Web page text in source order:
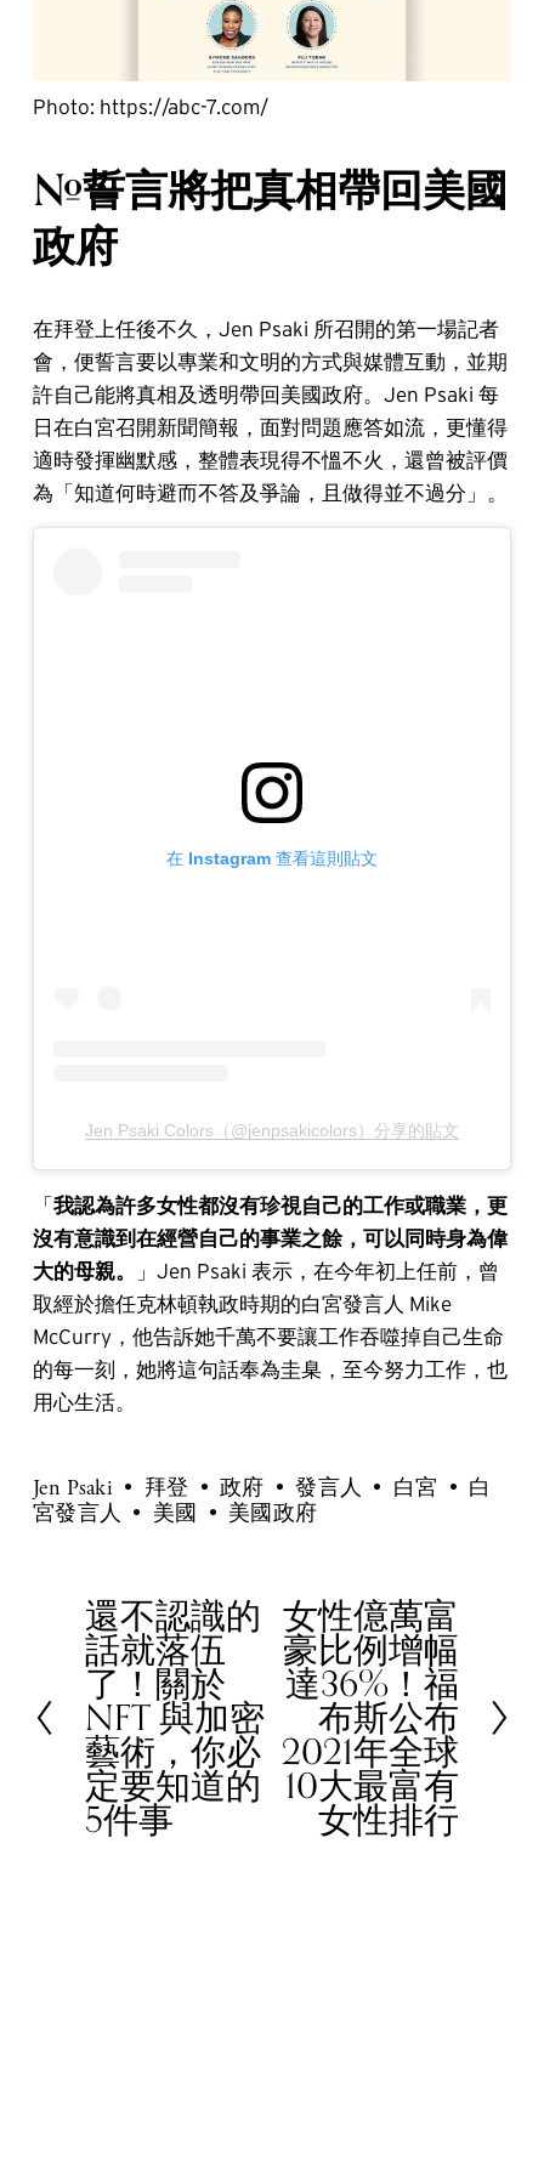
Photo: https://abc-7.com/
#誓言將把真相帶回美國
政府
在拜登上任後不久，Jen Psaki 所召開的第一場記者
會，便誓言要以專業和文明的方式與媒體互動，並期
許自己能將真相及透明帶回美國政府。Jen Psaki 每
日在白宮召開新聞簡報，面對問題應答如流，更懂得
適時發揮幽默感，整體表現得不慍不火，還曾被評價
為「知道何時避而不答及爭論，且做得並不過分」。
在 Instagram 查看這則貼文
Jen Psaki Colors（@jenpsakicolors）分享的貼文
「 我認為許多女性都沒有珍視自己的工作或職業，更
沒有意識到在經營自己的事業之餘，可以同時身為偉
大的母親。
」Jen Psaki 表示，在今年初上任前，曾
取經於擔任克林頓執政時期的白宮發言人 Mike
McCurry，他告訴她千萬不要讓工作吞噬掉自己生命
的每一刻，她將這句話奉為圭臬，至今努力工作，也
用心生活。
Jen Psaki 拜登 政府 發言人 白宮
白
宮發言人
美國 美國政府
P
r
e
v
i
o
u
還不認識的
話就落伍
了！關於
NFT 與加密
藝術，你必
定要知道的
5件事
N女性億萬富
豪比例增幅
達36%！福
布斯公布
2021年全球
10大最富有
女性排行